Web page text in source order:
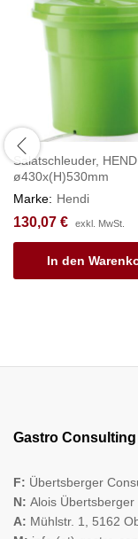
Salatschleuder,
ø430x(H)530mm
Marke: Hendi
130,07 € exkl. MwSt.
In den
Gastro Consulting
F: Übertsberger
N: Alois Übertsberger
A: Mühlstr. 1, 5162